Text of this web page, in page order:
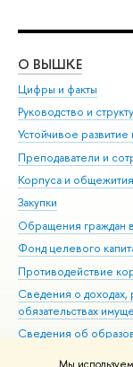
О ВЫШКЕ
Цифры и факты
Руководство и
Устойчивое
Преподаватели и
Корпуса и общежития
Закупки
Обращения
Фонд целевого
Противодействие
Сведения о доходах,
обязательствах
Сведения об
Людям с